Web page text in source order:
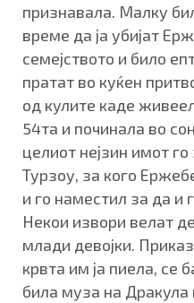
признавала. Малку
време да ја убијат
семејството и било
пратат во куќен
од кулите каде
54та и починала во
целиот нејзин имот
Турзоу, за кого
и го наместил за да и
Некои извори велат
млади девојки.
крвта им ја пиела, се
била муза на